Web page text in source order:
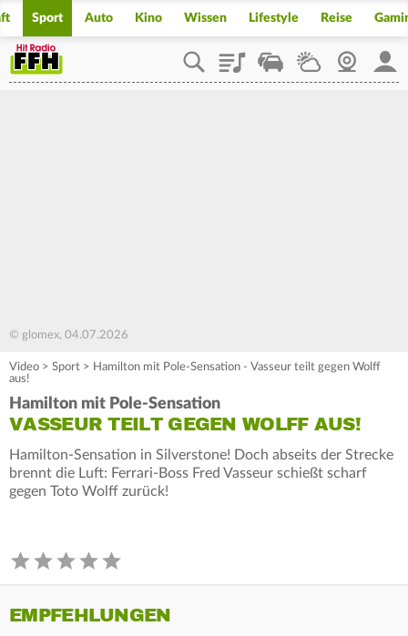
Sport Auto Kino Wissen Lifestyle Reise
PlaylistStaupilotWetterWebcam
© glomex, 04.07.2026
Video > Sport > Hamilton mit Pole-Sensation - Vasseur teilt gegen Wolff
aus!
Hamilton mit Pole-Sensation
VASSEUR TEILT GEGEN WOLFF AUS!
Hamilton-Sensation in Silverstone! Doch abseits der Strecke
brennt die Luft: Ferrari-Boss Fred Vasseur schießt scharf
gegen Toto Wolff zurück!
EMPFEHLUNGEN